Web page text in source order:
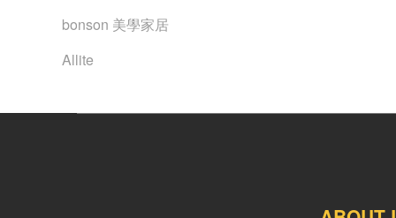
bonson 美學家居
Allite